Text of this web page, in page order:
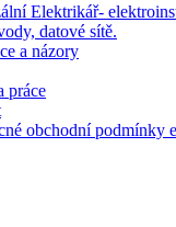
Elektrikář-
datové sítě.
a názory
práce
obchodní podmínky